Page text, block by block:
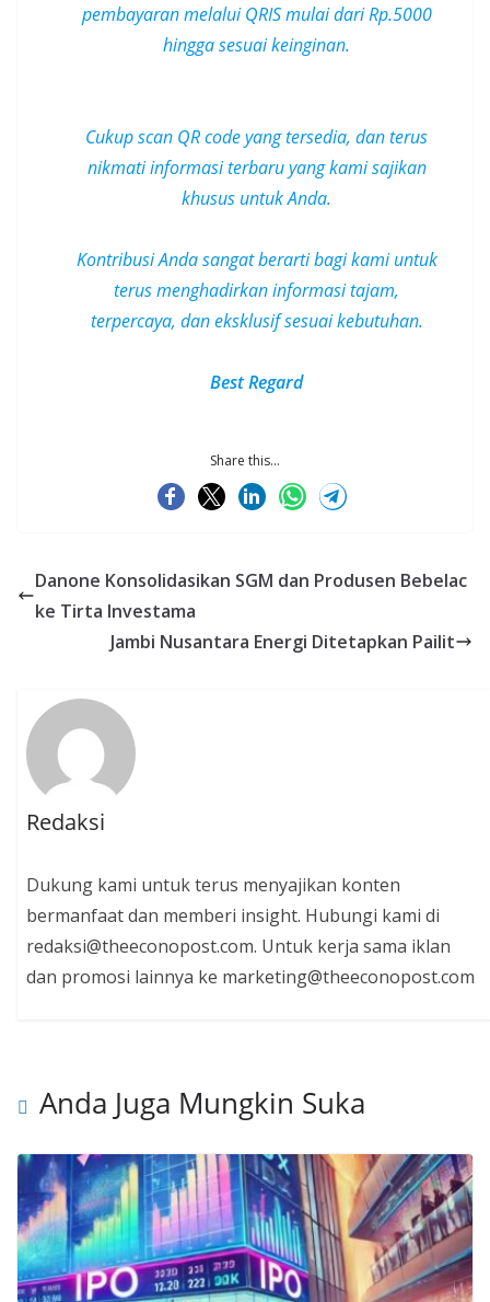
pembayaran melalui QRIS mulai dari Rp.5000
hingga sesuai keinginan.
Cukup scan QR code yang tersedia, dan terus
nikmati informasi terbaru yang kami sajikan
khusus untuk Anda.
Kontribusi Anda sangat berarti bagi kami untuk
terus menghadirkan informasi tajam,
terpercaya, daneksklusifsesuai kebutuhan.
Best Regard
Share this...
Danone Konsolidasikan SGM dan Produsen Bebelac
ke Tirta Investama
Jambi Nusantara Energi Ditetapkan Pailit
Redaksi
Dukung kami untuk terus menyajikan konten
bermanfaat dan memberi insight. Hubungi kami di
redaksi@theeconopost.com. Untuk kerja sama iklan
dan promosi lainnya ke marketing@theeconopost.com
Anda Juga Mungkin Suka